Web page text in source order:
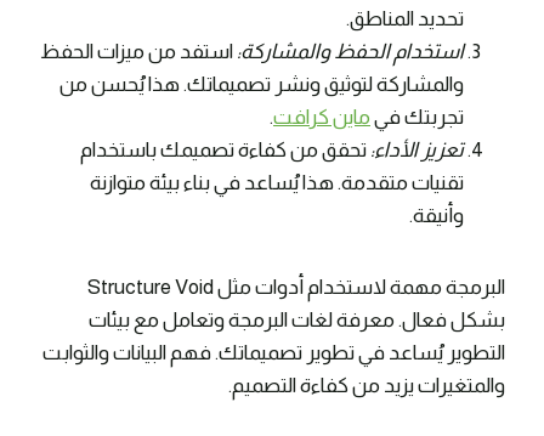
تحديد المناطق.
استخدام الحفظ والمشاركة: استفد من ميزات الحفظ
والمشاركة لتوثيق ونشر تصميماتك. هذا يُحسن من
تجربتك في ماين كرافت.
تعزيز الأداء: تحقق من كفاءة تصميمك باستخدام
تقنيات متقدمة. هذا يُساعد في بناء بيئة متوازنة
وأنيقة.
البرمجة مهمة لاستخدام أدوات مثل Structure Void
بشكل فعال. معرفة لغات البرمجة وتعامل مع بيئات
التطوير يُساعد في تطوير تصميماتك. فهم البيانات والثوابت
والمتغيرات يزيد من كفاءة التصميم.